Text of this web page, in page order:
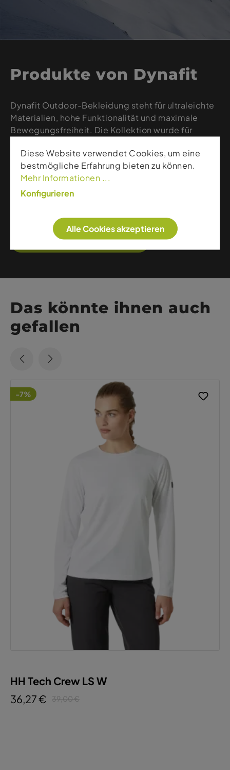
Produkte von Dynafit
Dynafit Outdoor-Bekleidung steht für ultraleichte
Materialien, hohe Funktionalität und maximale
Bewegungsfreiheit. Die Kollektion wurde für
und Effizienz suchen – vom Trail Running bis zum
alpinen Hike. Atmungsaktive Stoffe, wetterfeste
Konstruktionen und sportliche Schnitte sorgen für
optimalen Komfort bei intensiven Aktivitäten.
schnell und technisch unterwegs sind.
Weitere Artikel dieser Marke
Das könnte ihnen auch
gefallen
-7%
HH Tech Crew LS W
36,27 €
39,00 €
Diese Website verwendet Cookies, um eine
bestmögliche Erfahrung bieten zu können.
Mehr Informationen ...
Konfigurieren
Alle Cookies akzeptieren